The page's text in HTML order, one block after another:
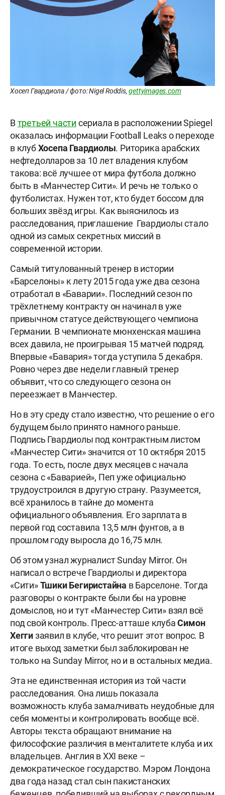
Хосеп Гвардиола / фото: Nigel Roddis,gettyimages.com
Втретьей части сериала в расположении Spiegel
оказалась информации Football Leaks о переходе
в клубХосепа Гвардиолы. Риторика арабских
нефтедолларов за 10 лет владения клубом
такова: всё лучшее от мира футбола должно
быть в «Манчестер Сити». И речь не только о
футболистах. Нужен тот, кто будет боссом для
больших звёзд игры. Как выяснилось из
расследования, приглашение Гвардиолы стало
одной из самых секретных миссий в
современной истории.
Самый титулованный тренер в истории
«Барселоны» к лету 2015 года уже два сезона
отработал в «Баварии». Последний сезон по
трёхлетнему контракту он начинал в уже
привычном статусе действующего чемпиона
Германии. В чемпионате мюнхенская машина
всех давила, не проигрывая 15 матчей подряд.
Впервые «Бавария» тогда уступила 5 декабря.
Ровно через две недели главный тренер
объявит, что со следующего сезона он
переезжает в Манчестер.
Но в эту среду стало известно, что решение о его
будущем было принято намного раньше.
Подпись Гвардиолы под контрактным листом
«Манчестер Сити» значится от 10 октября 2015
года. То есть, после двух месяцев с начала
сезона с «Баварией», Пеп уже официально
трудоустроился в другую страну. Разумеется,
всё хранилось в тайне до момента
официального объявления. Его зарплата в
первой год составила 13,5 млн фунтов, а в
прошлом году выросла до 16,75 млн.
Об этом узнал журналист Sunday Mirror. Он
написал о встрече Гвардиолы и директора
«Сити»Тшики Бегиристайна в Барселоне. Тогда
разговоры о контракте были бы на уровне
домыслов, но и тут «Манчестер Сити» взял всё
под свой контроль. Пресс-атташе клубаСимон
Хеггизаявил в клубе, что решит этот вопрос. В
итоге выход заметки был заблокирован не
только на Sunday Mirror, но и в остальных медиа.
Эта не единственная история из той части
расследования. Она лишь показала
возможность клуба замалчивать неудобные для
себя моменты и контролировать вообще всё.
Авторы текста обращают внимание на
философские различия в менталитете клуба и их
владельцев. Англия в XXI веке –
демократическое государство. Мэром Лондона
два года назад стал сын пакистанских